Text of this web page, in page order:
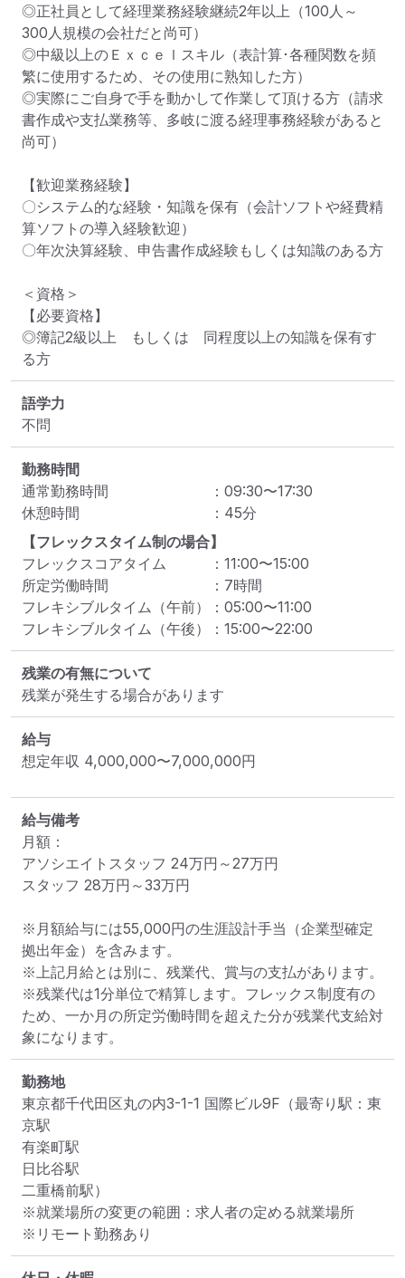
◎正社員として経理業務経験継続2年以上（100人～
300人規模の会社だと尚可）
◎中級以上のＥｘｃｅｌスキル（表計算･各種関数を頻
繁に使用するため、その使用に熟知した方）
◎実際にご自身で手を動かして作業して頂ける方（請求
書作成や支払業務等、多岐に渡る経理事務経験があると
尚可）
【歓迎業務経験】
〇システム的な経験・知識を保有（会計ソフトや経費精
算ソフトの導入経験歓迎）
〇年次決算経験、申告書作成経験もしくは知識のある方
＜資格＞
【必要資格】
◎簿記2級以上　もしくは　同程度以上の知識を保有す
る方
語学力
不問
勤務時間
通常勤務時間
： 09:30〜17:30
休憩時間
： 45分
【フレックスタイム制の場合】
フレックスコアタイム
： 11:00〜15:00
所定労働時間
： 7時間
フレキシブルタイム（午前）
： 05:00〜11:00
フレキシブルタイム（午後）
： 15:00〜22:00
残業の有無について
残業が発生する場合があります
給与
想定年収 4,000,000〜7,000,000円
給与備考
月額：
アソシエイトスタッフ 24万円～27万円
スタッフ 28万円～33万円
※月額給与には55,000円の生涯設計手当（企業型確定
拠出年金）を含みます。
※上記月給とは別に、残業代、賞与の支払があります。
※残業代は1分単位で精算します。フレックス制度有の
ため、一か月の所定労働時間を超えた分が残業代支給対
勤務地
東京都千代田区丸の内3-1-1 国際ビル9F （最寄り駅：東
京駅
有楽町駅
日比谷駅
二重橋前駅）
※就業場所の変更の範囲：求人者の定める就業場所
※リモート勤務あり